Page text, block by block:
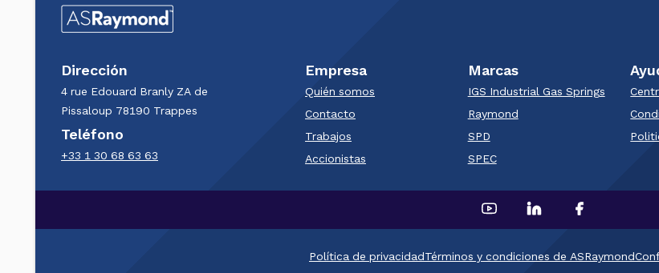
Dirección
4 rue Edouard Branly​ ZA de
Pissaloup​ 78190 Trappes​
Teléfono
+33 1 30 68 63 63​
Empresa
Quién somos
Contacto
Trabajos
Accionistas
Marcas
IGS Industrial Gas Springs
Raymond
SPD​
SPEC
Política de privacidadTérminos y condiciones de ASRaymond